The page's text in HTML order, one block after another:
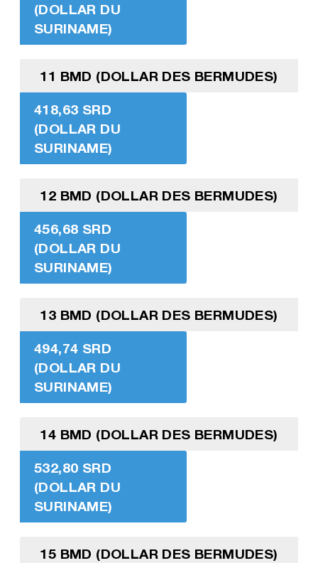
(DOLLAR DU
SURINAME)
11 BMD (DOLLAR DES BERMUDES)
418,63 SRD
(DOLLAR DU
SURINAME)
12 BMD (DOLLAR DES BERMUDES)
456,68 SRD
(DOLLAR DU
SURINAME)
13 BMD (DOLLAR DES BERMUDES)
494,74 SRD
(DOLLAR DU
SURINAME)
14 BMD (DOLLAR DES BERMUDES)
532,80 SRD
(DOLLAR DU
SURINAME)
15 BMD (DOLLAR DES BERMUDES)